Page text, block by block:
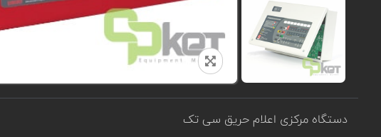
دستگاه مرکزی اعلام حریق سی تک